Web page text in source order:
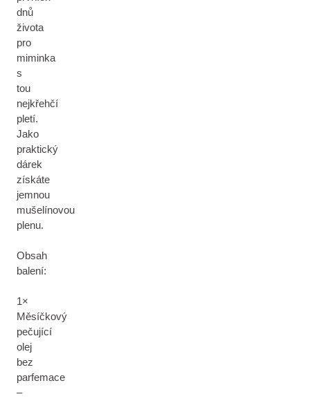
dnů
života
pro
miminka
s
tou
nejkřehčí
pletí.
Jako
praktický
dárek
získáte
jemnou
mušelínovou
plenu.
Obsah
balení:
1×
Měsíčkový
pečující
olej
bez
parfemace
–